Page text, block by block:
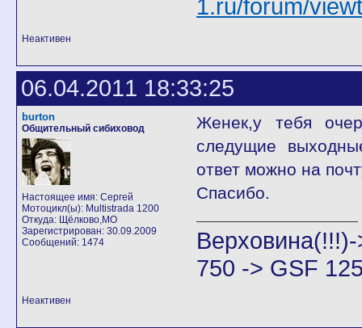
1.ru/forum/
Неактивен
06.04.2011 18:33:25
burton
Общительный сибиховод
Настоящее имя: Сергей
Мотоцикл(ы): Multistrada 1200
Откуда: Щёлково,МО
Зарегистрирован: 30.09.2009
Сообщений: 1474
Женек,у тебя
следущие
ответ можно на
Спасибо.
750 -> GSF
Неактивен